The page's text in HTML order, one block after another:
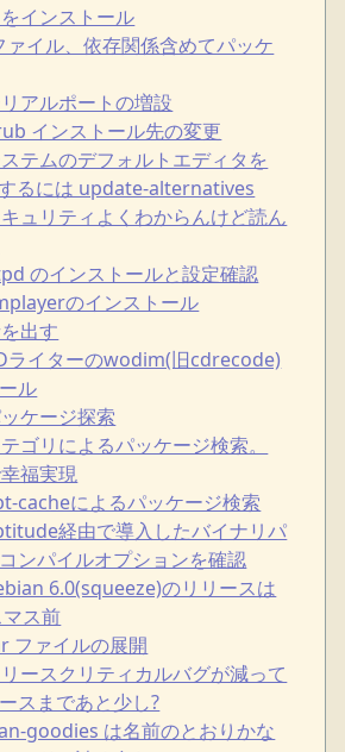
インストール
イル、依存関係含めてパッケ
アルポートの増設
インストール先の変更
テムのデフォルトエディタを
るには update-alternatives
ュリティよくわからんけど読ん
のインストールと設定確認
のインストール
出す
ライターのwodim(旧cdrecode)
ル
ケージ探索
ゴリによるパッケージ検索。
福実現
cacheによるパッケージ検索
経由で導入したバイナリパ
ンパイルオプションを確認
6.0(squeeze)のリリースは
ス前
ファイルの展開
ースクリティカルバグが減って
スまであと少し?
goodies は名前のとおりかな